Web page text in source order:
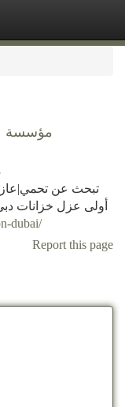
مؤسسة
تبحث عن
أولى عزل خزانات
dubai/
Report this page